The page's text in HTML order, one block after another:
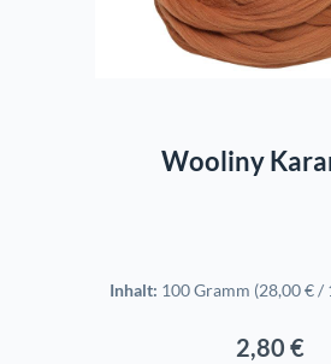
In den
Wooliny
Inhalt: 100 Gramm (28,00 € /
Regulärer
2,80 €